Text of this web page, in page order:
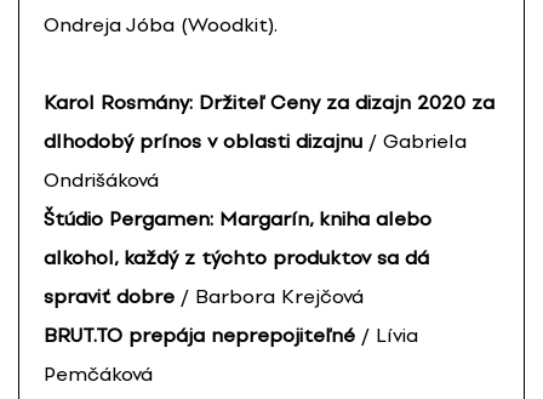
Ondreja Jóba (Woodkit).
Karol Rosmány: Držiteľ Ceny za dizajn 2020 za
dlhodobý prínos v oblasti dizajnu / Gabriela
Ondrišáková
Štúdio Pergamen: Margarín, kniha alebo
alkohol, každý z týchto produktov sa dá
spraviť dobre / Barbora Krejčová
BRUT.TO prepája neprepojiteľné / Lívia
Pemčáková